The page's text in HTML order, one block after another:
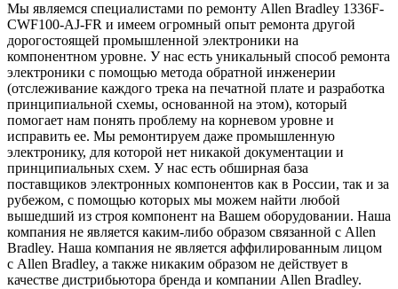
Мы являемся специалистами по ремонту Allen Bradley 1336F-
CWF100-AJ-FR и имеем огромный опыт ремонта другой
дорогостоящей промышленной электроники на
компонентном уровне. У нас есть уникальный способ ремонта
электроники с помощью метода обратной инженерии
(отслеживание каждого трека на печатной плате и разработка
принципиальной схемы, основанной на этом), который
помогает нам понять проблему на корневом уровне и
исправить ее. Мы ремонтируем даже промышленную
электронику, для которой нет никакой документации и
принципиальных схем. У нас есть обширная база
поставщиков электронных компонентов как в России, так и за
рубежом, с помощью которых мы можем найти любой
вышедший из строя компонент на Вашем оборудовании. Наша
компания не является каким-либо образом связанной с Allen
Bradley. Наша компания не является аффилированным лицом
с Allen Bradley, а также никаким образом не действует в
качестве дистрибьютора бренда и компании Allen Bradley.